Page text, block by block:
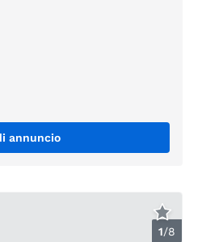
annuncio
1/8